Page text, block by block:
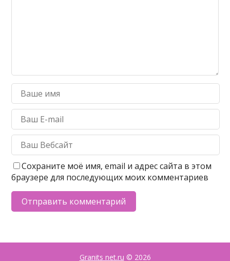
Сохраните моё имя, email и адрес сайта в этом
браузере для последующих моих комментариев
Granits net.ru © 2026